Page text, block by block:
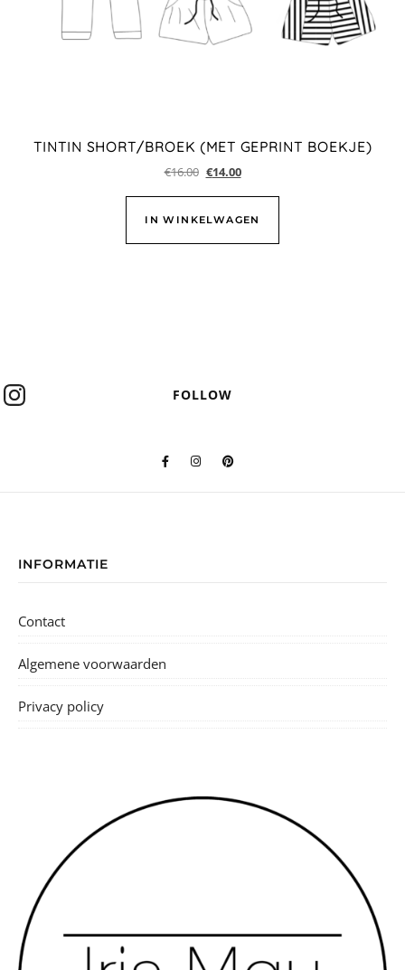
TINTIN SHORT/BROEK (MET GEPRINT BOEKJE)
€16.00 €14.00
IN WINKELWAGEN
FOLLOW
INFORMATIE
Contact
Algemene voorwaarden
Privacy policy